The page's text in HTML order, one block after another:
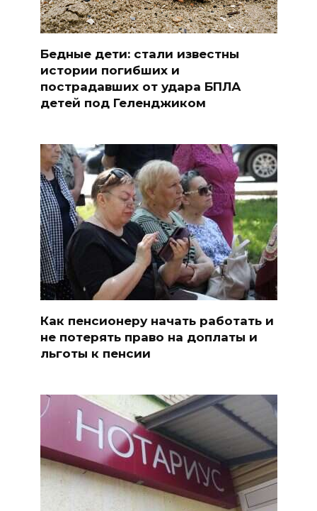
Бедные дети: стали известны
истории погибших и
пострадавших от удара БПЛА
детей под Геленджиком
Как пенсионеру начать работать и
не потерять право на доплаты и
льготы к пенсии